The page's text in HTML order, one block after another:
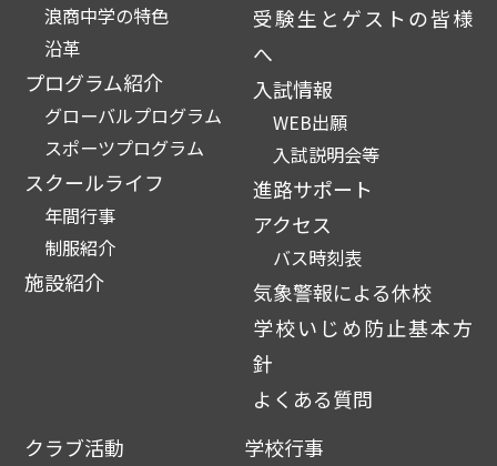
浪商中学の特色
沿革
プログラム紹介
グローバルプログラム
スポーツプログラム
スクールライフ
年間行事
制服紹介
施設紹介
受験生とゲストの皆様
へ
入試情報
WEB出願
入試説明会等
進路サポート
アクセス
バス時刻表
気象警報による休校
学校いじめ防止基本方
針
よくある質問
クラブ活動
学校行事